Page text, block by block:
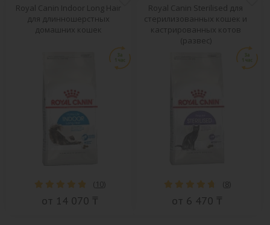
Royal Canin Indoor Long Hair
для длинношерстных
домашних кошек
( 10)
от 14 070 ₸
Royal Canin Sterilised для
стерилизованных кошек и
кастрированных котов
(развес)
(8)
от 6 470 ₸